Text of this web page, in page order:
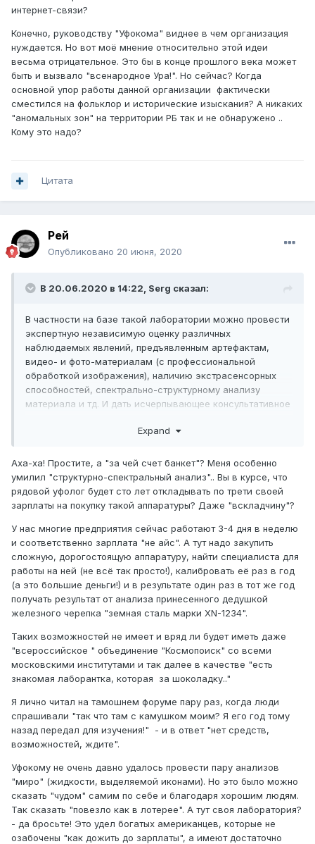
интернет-связи?
Конечно, руководству "Уфокома" виднее в чем организация
нуждается. Но вот моё мнение относительно этой идеи
весьма отрицательное. Это бы в конце прошлого века может
быть и вызвало "всенародное Ура!". Но сейчас? Когда
основной упор работы данной организации фактически
сместился на фольклор и исторические изыскания? А никаких
"аномальных зон" на территории РБ так и не обнаружено ..
Кому это надо?
Цитата
Рей
Опубликовано 20 июня, 2020
В 20.06.2020 в 14:22, Serg сказал:
В частности на базе такой лаборатории можно провести
экспертную независимую оценку различных
наблюдаемых явлений, предъявленным артефактам,
видео- и фото-материалам (с профессиональной
обработкой изображения), наличию экстрасенсорных
способностей, спектрально-структурному анализу
материала и тд. И дать исчерпывающее консультативное
только одна из возможных видов деятельности.
Expand
Аха-ха! Простите, а "за чей счет банкет"? Меня особенно
умилил "структурно-спектральный анализ".. Вы в курсе, что
рядовой уфолог будет сто лет откладывать по трети своей
зарплаты на покупку такой аппаратуры? Даже "вскладчину"?
У нас многие предприятия сейчас работают 3-4 дня в неделю
и соответственно зарплата "не айс". А тут надо закупить
сложную, дорогостоящую аппаратуру, найти специалиста для
работы на ней (не всё так просто!), калибровать её раз в год
(а это большие деньги!) и в результате один раз в тот же год
получать результат от анализа принесенного дедушкой
железного черепка "земная сталь марки XN-1234".
Таких возможностей не имеет и вряд ли будет иметь даже
"всероссийское " объединение "Космопоиск" со всеми
московскими институтами и так далее в качестве "есть
знакомая лаборантка, которая за шоколадку.."
Я лично читал на тамошнем форуме пару раз, когда люди
спрашивали "так что там с камушком моим? Я его год тому
назад передал для изучения!" - и в ответ "нет средств,
возможностей, ждите".
Уфокому не очень давно удалось провести пару анализов
"миро" (жидкости, выделяемой иконами). Но это было можно
сказать "чудом" самим по себе и благодаря хорошим людям.
Так сказать "повезло как в лотерее". А тут своя лаборатория?
- да бросьте! Это удел богатых американцев, которые не
озабочены "как дожить до зарплаты", а имеют достаточно